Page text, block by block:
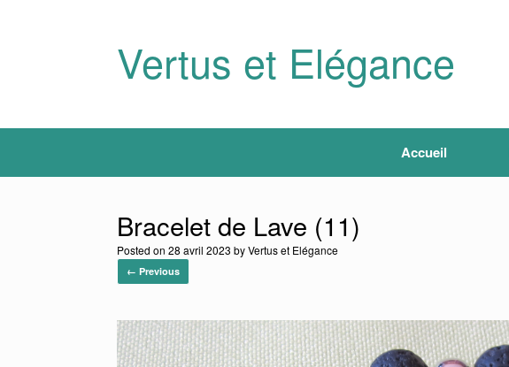
Vertus et Elégance
Accueil
Bracelet de Lave (11)
Posted on 28 avril 2023 byVertus et Elégance
← Previous